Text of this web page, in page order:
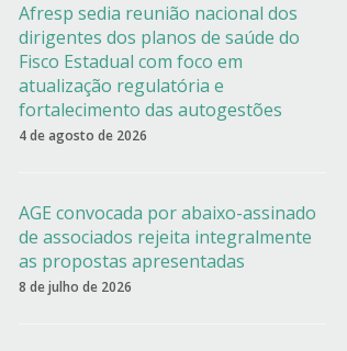
Afresp sedia reunião nacional dos
dirigentes dos planos de saúde do
Fisco Estadual com foco em
atualização regulatória e
fortalecimento das autogestões
4 de agosto de 2026
AGE convocada por abaixo-assinado
de associados rejeita integralmente
as propostas apresentadas
8 de julho de 2026